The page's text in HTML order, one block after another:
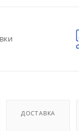
ДОСТАВКА